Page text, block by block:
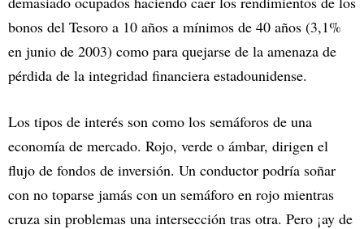
bonos del Tesoro a 10 años a mínimos de 40 años (3,1%
en junio de 2003) como para quejarse de la amenaza de
pérdida de la integridad financiera estadounidense.
Los tipos de interés son como los semáforos de una
economía de mercado. Rojo, verde o ámbar, dirigen el
flujo de fondos de inversión. Un conductor podría soñar
con no toparse jamás con un semáforo en rojo mientras
cruza sin problemas una intersección tras otra. Pero ¡ay de